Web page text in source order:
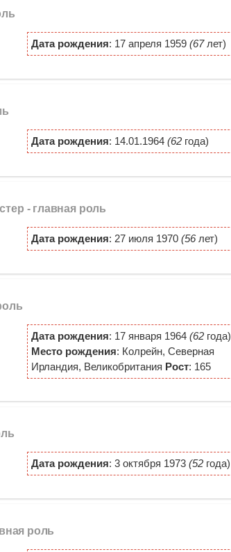
Дата рождения: 17 апреля 1959 (67лет)
Дата рождения: 14.01.1964 (62года)
- главная роль
Дата рождения: 27 июля 1970 (56лет)
Дата рождения: 17 января 1964 (62года)
Место рождения: Колрейн, Северная
Ирландия, Великобритания Рост: 165
Дата рождения: 3 октября 1973 (52года)
роль